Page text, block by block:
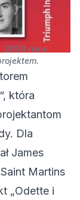
2009 roku-
która
Dla
James
Martins
„Odette i